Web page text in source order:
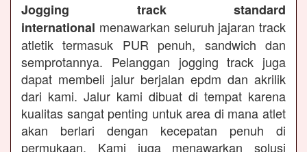
Jogging track standard
international menawarkan seluruh jajaran track
atletik termasuk PUR penuh, sandwich dan
semprotannya. Pelanggan jogging track juga
dapat membeli jalur berjalan epdm dan akrilik
dari kami. Jalur kami dibuat di tempat karena
kualitas sangat penting untuk area di mana atlet
akan berlari dengan kecepatan penuh di
permukaan. Kami juga menawarkan solusi